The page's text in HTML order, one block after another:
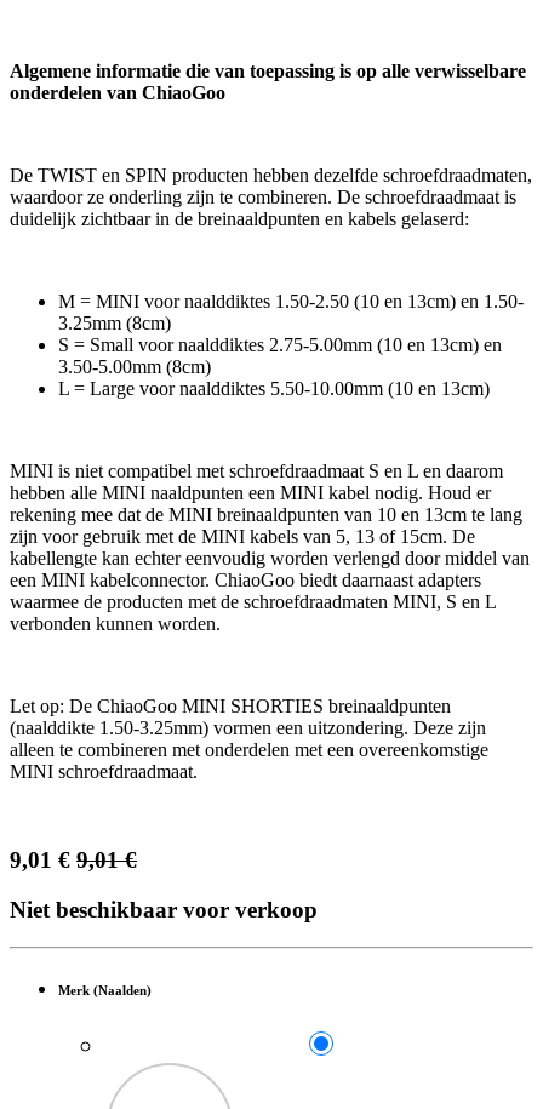
Algemene informatie die van toepassing is op alle verwisselbare
onderdelen van ChiaoGoo
De TWIST en SPIN producten hebben dezelfde schroefdraadmaten,
waardoor ze onderling zijn te combineren. De schroefdraadmaat is
duidelijk zichtbaar in de breinaaldpunten en kabels gelaserd:
M = MINI voor naalddiktes 1.50-2.50 (10 en 13cm) en 1.50-
3.25mm (8cm)
S = Small voor naalddiktes 2.75-5.00mm (10 en 13cm) en
3.50-5.00mm (8cm)
L = Large voor naalddiktes 5.50-10.00mm (10 en 13cm)
MINI is niet compatibel met schroefdraadmaat S en L en daarom
hebben alle MINI naaldpunten een MINI kabel nodig. Houd er
rekening mee dat de MINI breinaaldpunten van 10 en 13cm te lang
zijn voor gebruik met de MINI kabels van 5, 13 of 15cm. De
kabellengte kan echter eenvoudig worden verlengd door middel van
een MINI kabelconnector. ChiaoGoo biedt daarnaast adapters
waarmee de producten met de schroefdraadmaten MINI, S en L
verbonden kunnen worden.
Let op: De ChiaoGoo MINI SHORTIES breinaaldpunten
(naalddikte 1.50-3.25mm) vormen een uitzondering. Deze zijn
alleen te combineren met onderdelen met een overeenkomstige
MINI schroefdraadmaat.
9,01 € 9,01€
Niet beschikbaar voor verkoop
Merk (Naalden)